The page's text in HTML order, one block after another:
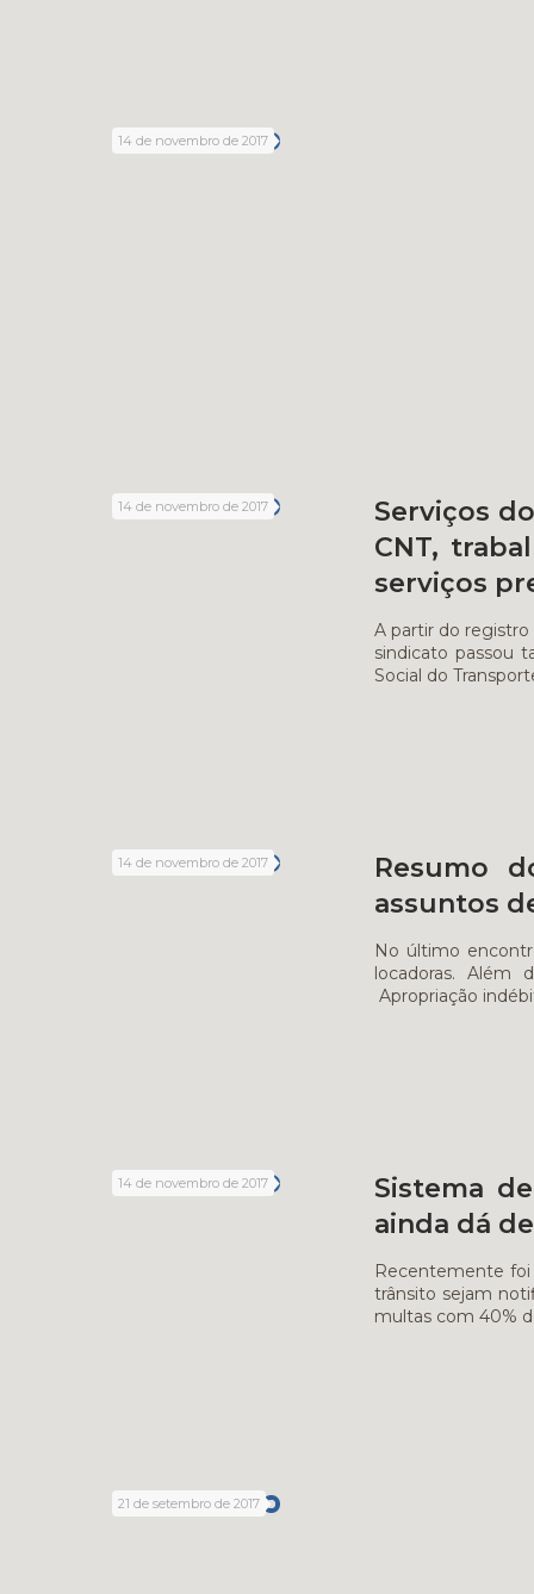
14 de novembro de 2017
14 de novembro de 2017
Serviços
CNT,
serviços
A partir do registro
sindicato passou
Social do
14 de novembro de 2017
Resumo
assuntos
No último
locadoras. Além
Apropriação
14 de novembro de 2017
Sistema
ainda dá
Recentemente foi
trânsito sejam
multas com 40%
21 de setembro de 2017